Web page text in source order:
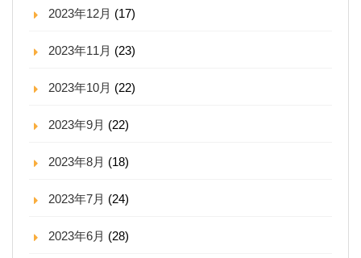
2023年12月 (17)
2023年11月 (23)
2023年10月 (22)
2023年9月 (22)
2023年8月 (18)
2023年7月 (24)
2023年6月 (28)